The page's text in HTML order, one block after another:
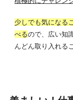
少しでも気になる
べるので、広い知
んどん取り入れる